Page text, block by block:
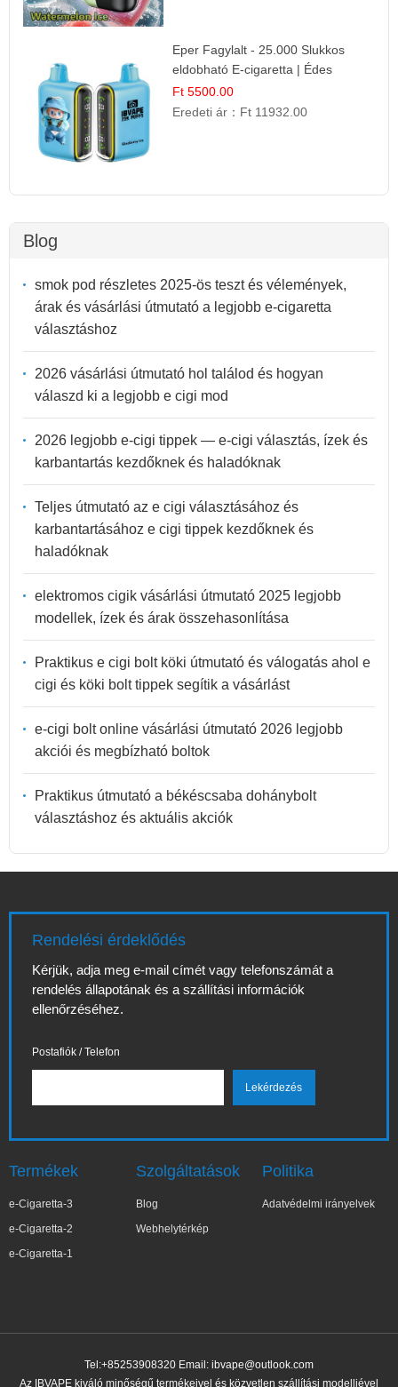
Eper Fagylalt - 25.000 Slukkos
eldobható E-cigaretta | Édes
Desszert Íz
Ft 5500.00
Eredeti ár： Ft 11932.00
Blog
smok pod részletes 2025-ös teszt és vélemények,
árak és vásárlási útmutató a legjobb e-cigaretta
választáshoz
2026 vásárlási útmutató hol találod és hogyan
válaszd ki a legjobb e cigi mod
2026 legjobb e-cigi tippek — e-cigi választás, ízek és
karbantartás kezdőknek és haladóknak
Teljes útmutató az e cigi választásához és
karbantartásához e cigi tippek kezdőknek és
haladóknak
elektromos cigik vásárlási útmutató 2025 legjobb
modellek, ízek és árak összehasonlítása
Praktikus e cigi bolt köki útmutató és válogatás ahol e
cigi és köki bolt tippek segítik a vásárlást
e-cigi bolt online vásárlási útmutató 2026 legjobb
akciói és megbízható boltok
Praktikus útmutató a békéscsaba dohánybolt
választáshoz és aktuális akciók
Rendelési érdeklődés
Kérjük, adja meg e-mail címét vagy telefonszámát a
rendelés állapotának és a szállítási információk
ellenőrzéséhez.
Postafiók / Telefon
Termékek
e-Cigaretta-3
e-Cigaretta-2
e-Cigaretta-1
Szolgáltatások
Blog
Webhelytérkép
Politika
Adatvédelmi irányelvek
Tel:+85253908320 Email: ibvape@outlook.com
Az IBVAPE kiváló minőségű termékeivel és közvetlen szállítási modelljével